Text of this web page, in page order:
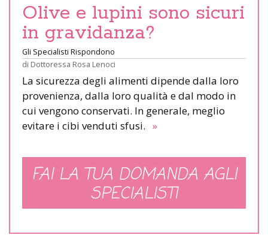
Olive e lupini sono sicuri
in gravidanza?
Gli Specialisti Rispondono
di Dottoressa Rosa Lenoci
La sicurezza degli alimenti dipende dalla loro
provenienza, dalla loro qualità e dal modo in
cui vengono conservati. In generale, meglio
evitare i cibi venduti sfusi. »
FAI LA TUA DOMANDA AGLI
SPECIALISTI